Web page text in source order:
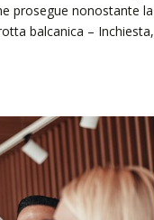
prosegue nonostante la
balcanica – Inchiesta,